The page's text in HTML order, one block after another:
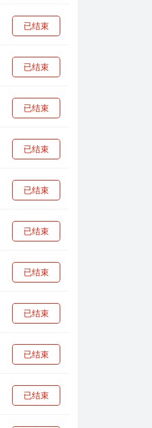
已结束
已结束
已结束
已结束
已结束
已结束
已结束
已结束
已结束
已结束